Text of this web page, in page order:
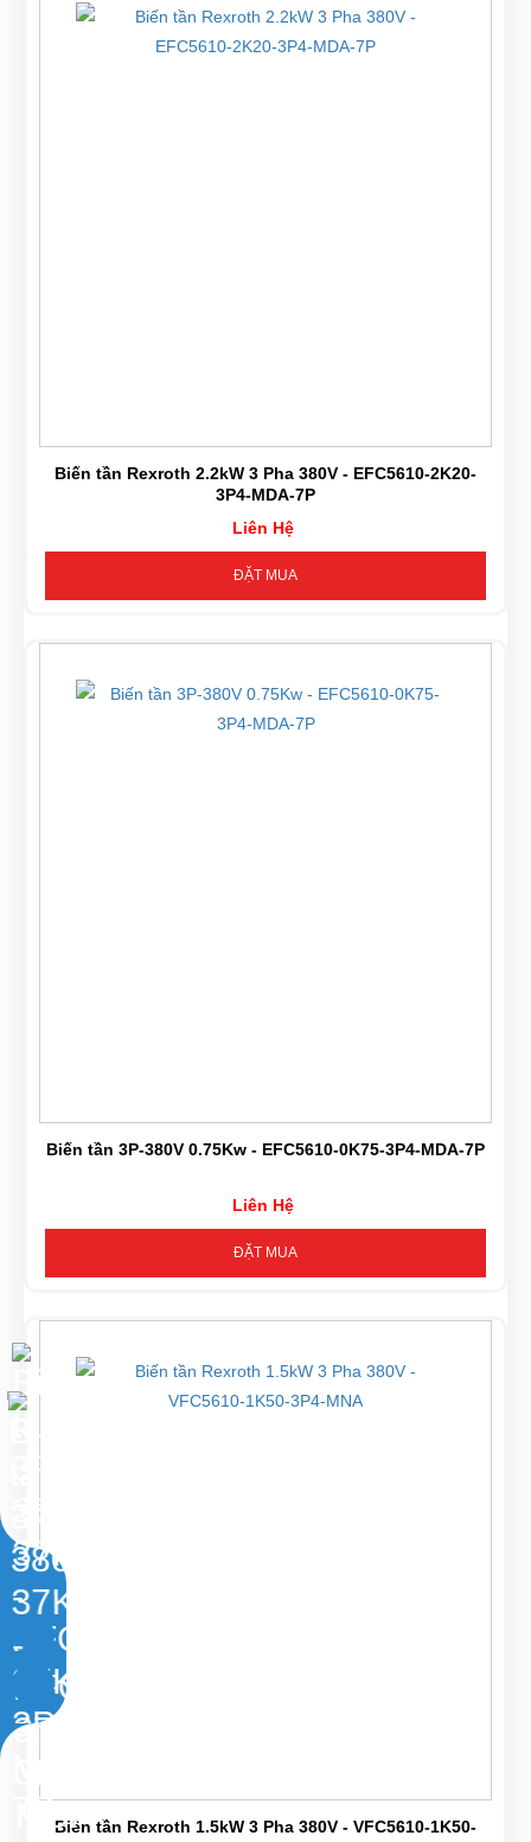
Biến tần Rexroth 2.2kW 3 Pha 380V - EFC5610-2K20-
3P4-MDA-7P
Liên Hệ
ĐẶT MUA
Biến tần 3P-380V 0.75Kw - EFC5610-0K75-3P4-MDA-7P
Liên Hệ
ĐẶT MUA
Biến tần Rexroth 1.5kW 3 Pha 380V - VFC5610-1K50-